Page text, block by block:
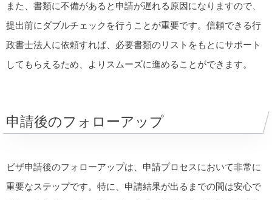
また、書類に不備があると申請が遅れる原因になりますので、
提出前にダブルチェックを行うことが重要です。信頼できる行
政書士法人に依頼すれば、必要書類のリストをもとにサポート
してもらえるため、よりスムーズに進めることができます。
申請後のフォローアップ
ビザ申請後のフォローアップは、申請プロセスにおいて非常に
重要なステップです。特に、申請結果が出るまでの間は安心で